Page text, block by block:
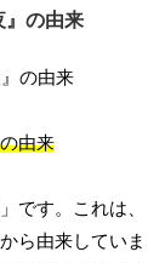
』の由来
由来
です。これは、
ら由来していま